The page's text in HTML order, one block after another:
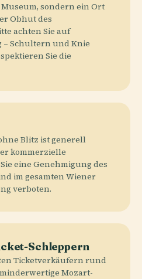
sondern ein Ort
Obhut des
achten Sie auf
– Schultern und Knie
Sie die
Blitz ist generell
kommerzielle
eine Genehmigung des
im gesamten Wiener
verboten.
Schleppern
Ticketverkäufern rund
Mozart-